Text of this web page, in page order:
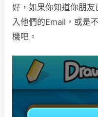
好，如果你知道你朋
入他們的Email，或是
機吧。